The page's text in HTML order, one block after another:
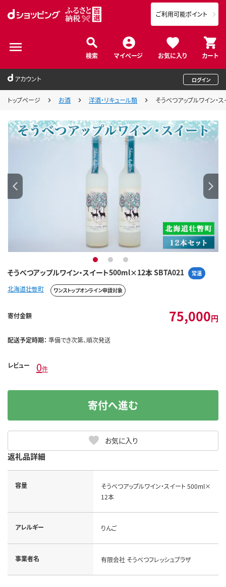
検索 マイページ お気に入り カート
ご利用可能ポイント
アカウント ログイン
トップページ お酒 洋酒・リキュール類 そうべつアップルワイン
そうべつアップルワイン・スイート500ml×12本 SBTA021 常温
1 2 3
北海道壮瞥町 ワンストップオンライン申請対象
寄付金額 75,000円
配送予定時期： 準備でき次第、順次発送
レビュー 0件
お気に入り
寄付へ進む
返礼品詳細
容量
そうべつアップルワイン・スイート 500ml×
12本
アレルギー りんご
事業者名 有限会社 そうべつフレッシュプラザ